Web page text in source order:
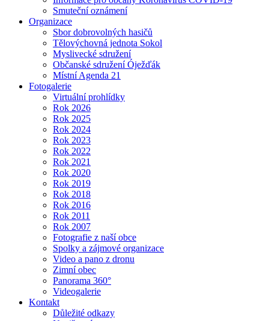
Smuteční oznámení
Organizace
Sbor dobrovolných hasičů
Tělovýchovná jednota Sokol
Myslivecké sdružení
Občanské sdružení Óježďák
Místní Agenda 21
Fotogalerie
Virtuální prohlídky
Rok 2026
Rok 2025
Rok 2024
Rok 2023
Rok 2022
Rok 2021
Rok 2020
Rok 2019
Rok 2018
Rok 2016
Rok 2011
Rok 2007
Fotografie z naší obce
Spolky a zájmové organizace
Video a pano z dronu
Zimní obec
Panorama 360°
Videogalerie
Kontakt
Důležité odkazy